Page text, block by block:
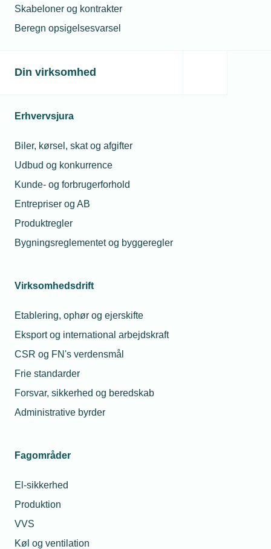
Skabeloner og kontrakter
Beregn opsigelsesvarsel
Din virksomhed
Erhvervsjura
Biler, kørsel, skat og afgifter
Udbud og konkurrence
Kunde- og forbrugerforhold
Entrepriser og AB
Produktregler
Bygningsreglementet og byggeregler
Virksomhedsdrift
Etablering, ophør og ejerskifte
Eksport og international arbejdskraft
CSR og FN's verdensmål
Frie standarder
Forsvar, sikkerhed og beredskab
Administrative byrder
Fagområder
El-sikkerhed
Produktion
VVS
Køl og ventilation
Slut
Afmeldingsfrist
Københavns Blikkenslager- og VVS Laug
Medlemspris
Ikke medlem
Ikke tilgængelig
Tilmeld